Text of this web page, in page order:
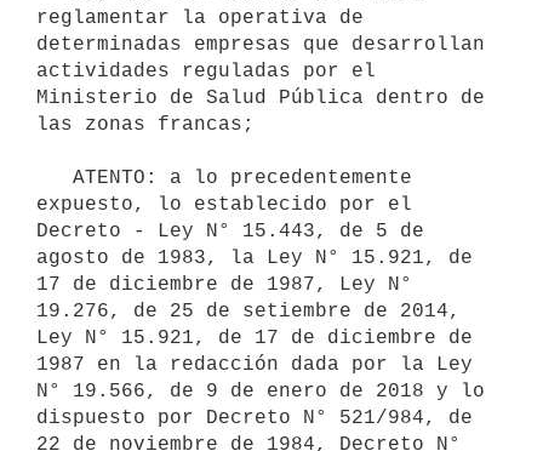
reglamentar la operativa de
determinadas empresas que desarrollan
actividades reguladas por el
Ministerio de Salud Pública dentro de
las zonas francas;
expuesto, lo establecido por el
Decreto - Ley N° 15.443, de 5 de
agosto de 1983, la Ley N° 15.921, de
17 de diciembre de 1987, Ley N°
19.276, de 25 de setiembre de 2014,
Ley N° 15.921, de 17 de diciembre de
1987 en la redacción dada por la Ley
N° 19.566, de 9 de enero de 2018 y lo
dispuesto por Decreto N° 521/984, de
22 de noviembre de 1984, Decreto N°